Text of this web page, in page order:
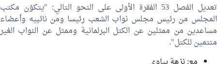
تعديل الفصل 53 الفقرة الأولى على النحو التالي: "يتكوّن مكتب
المجلس من رئيس مجلس نواب الشعب رئيسا ومن نائبيه وأعضاء
مساعدين من ممثلين عن الكتل البرلمانية وممثل عن النواب الغير
منتمين للكتل".